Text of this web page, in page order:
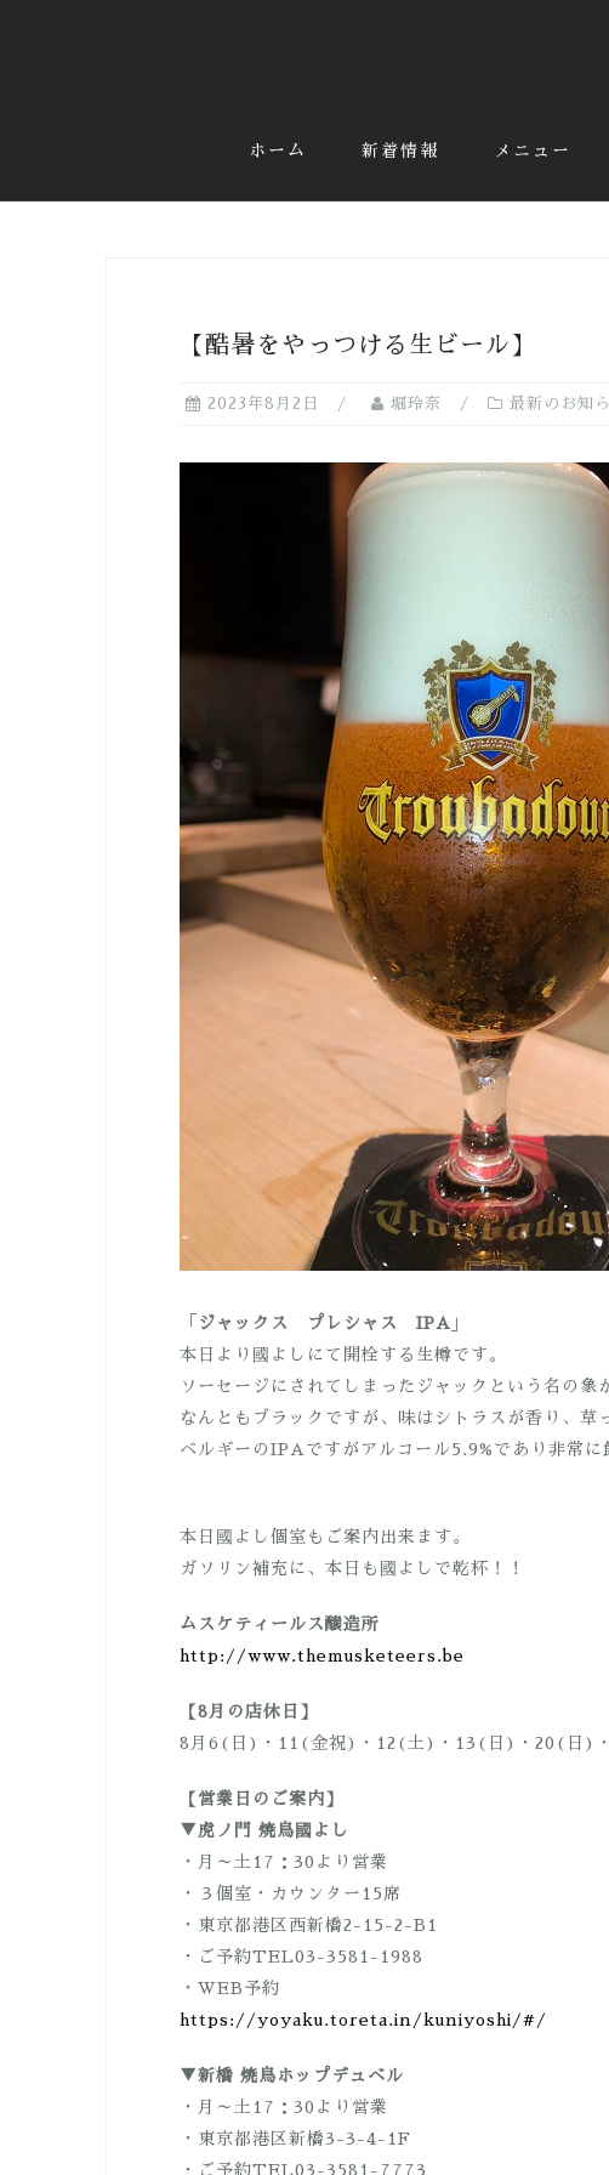
ス
ホーム 新着情報 メニュー
【酷暑をやっつける生ビール】
2023年8月2日 堀玲奈 最新のお知
「 ジャックス プレシャス IPA 」
本日より國よしにて開栓する生樽です。
ソーセージにされてしまったジャックという名の象
なんともブラックですが、味はシトラスが香り、草
ベルギーのIPAですがアルコール5.9%であり非常に
本日國よし個室もご案内出来ます。
ガソリン補充に、本日も國よしで乾杯！！
ムスケティールス醸造所
http://www.themusketeers.be
【8月の店休日】
8月6(日)・11(金祝)・12(土)・13(日)・20(日)
【営業日のご案内】
▼虎ノ門 焼鳥國よし
・月～土17：30より営業
・３個室・カウンター15席
・東京都港区西新橋2-15-2-B1
・ご予約TEL03-3581-1988
・WEB予約
https://yoyaku.toreta.in/kuniyoshi/#/
▼新橋 焼鳥ホップデュベル
・月～土17：30より営業
・東京都港区新橋3-3-4-1F
・ご予約TEL03-3581-7773